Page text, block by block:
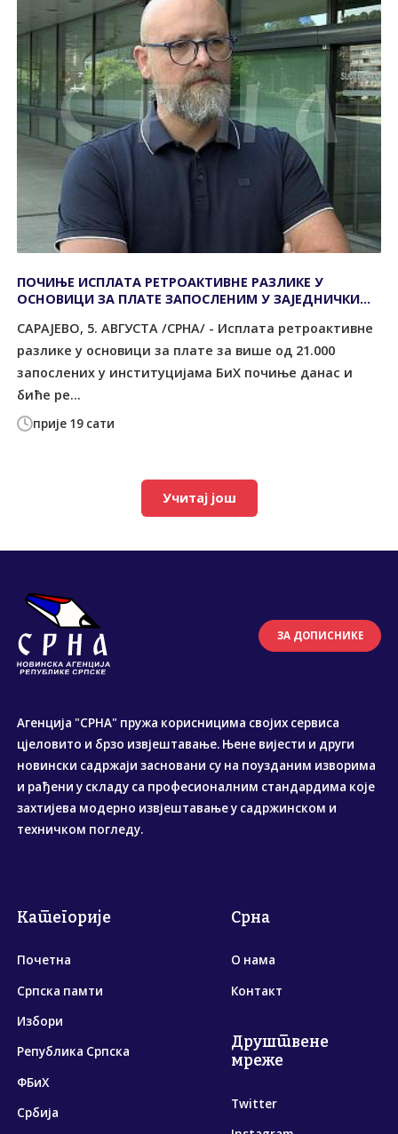
прије 19 сати
ПОЧИЊЕ ИСПЛАТА РЕТРОАКТИВНЕ РАЗЛИКЕ У
ОСНОВИЦИ ЗА ПЛАТЕ ЗАПОСЛЕНИМ У ЗАЈЕДНИЧКИМ
САРАЈЕВО, 5. АВГУСТА /СРНА/ - Исплата ретроактивне
разлике у основици за плате за више од 21.000
запослених у институцијама БиХ почиње данас и
биће ре...
Учитај још
ЗА ДОПИСНИКЕ
Агенција "СРНА" пружа корисницима својих сервиса
цјеловито и брзо извјештавање. Њене вијести и други
новински садржаји засновани су на поузданим изворима
и рађени у складу са професионалним стандардима које
захтијева модерно извјештавање у садржинском и
техничком погледу.
Категорије
Почетна
Српска памти
Избори
Република Српска
ФБиХ
Србија
Срна
О нама
Контакт
Друштвене
мреже
Twitter